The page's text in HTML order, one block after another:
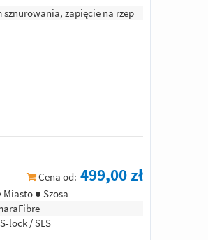
sznurowania, zapięcie na rzep
Cena od: 499,00 zł
● Szosa
lock / SLS